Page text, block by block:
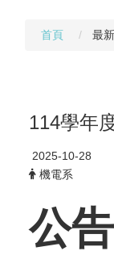
首頁 最
114學年
2025-10-28
機電系
公告